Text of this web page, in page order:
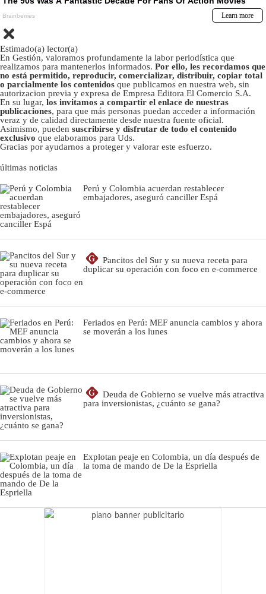
Estimado(a) lector(a)
En Gestión, valoramos profundamente la labor periodística que
realizamos para mantenerlos informados. Por ello, les recordamos que
no está permitido, reproducir, comercializar, distribuir, copiar total
o parcialmente los contenidos que publicamos en nuestra web, sin
autorizacion previa y expresa de Empresa Editora El Comercio S.A.
En su lugar, los invitamos a compartir el enlace de nuestras
publicaciones, para que más personas puedan acceder a información
veraz y de calidad directamente desde nuestra fuente oficial.
Asimismo, pueden suscribirse y disfrutar de todo el contenido
exclusivo que elaboramos para Uds.
Gracias por ayudarnos a proteger y valorar este esfuerzo.
últimas noticias
Perú y Colombia acuerdan restablecer
embajadores, aseguró canciller Espá
G
Pancitos del Sur y su nueva receta para
duplicar su operación con foco en e-commerce
Feriados en Perú: MEF anuncia cambios y ahora
se moverán a los lunes
G
Deuda de Gobierno se vuelve más atractiva
para inversionistas, ¿cuánto se gana?
Explotan peaje en Colombia, un día después de
la toma de mando de De la Espriella